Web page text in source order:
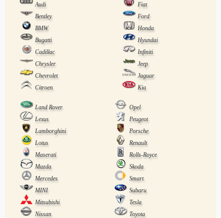
Audi
Fiat
Bentley
Ford
BMW
Honda
Bugatti
Hyundai
Cadillac
Infiniti
Chrysler
Jeep
Chevrolet
Jaguar
Citroen
Kia
Land Rover
Opel
Lexus
Peugeot
Lamborghini
Porsche
Lotus
Renault
Maserati
Rolls-Royce
Mazda
Skoda
Mercedes
Smart
MINI
Subaru
Mitsubishi
Tesla
Nissan
Toyota